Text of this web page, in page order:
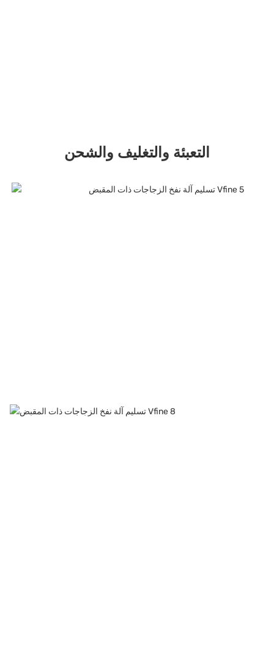
التعبئة والتغليف والشحن